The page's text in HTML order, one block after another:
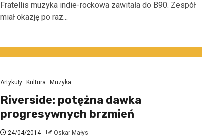
Fratellis muzyka indie-rockowa zawitała do B90. Zespół
miał okazję po raz...
Artykuły Kultura Muzyka
Riverside: potężna dawka
progresywnych brzmień
24/04/2014 Oskar Małys